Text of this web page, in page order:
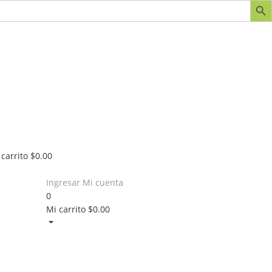
$0.00
Ingresar Mi cuenta
0
Mi carrito $0.00